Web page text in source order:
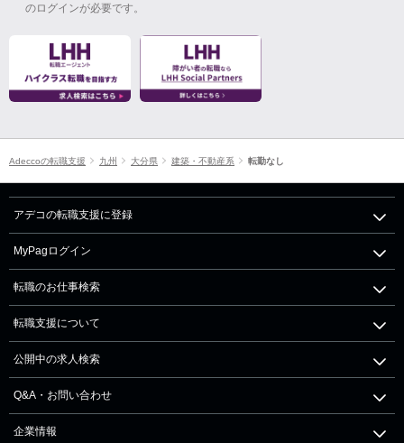
のログインが必要です。
Adeccoの転職支援 九州 大分県 建築・不動産系 転勤なし
アデコの転職支援に登録
MyPagログイン
転職のお仕事検索
転職支援について
公開中の求人検索
Q&A・お問い合わせ
企業情報